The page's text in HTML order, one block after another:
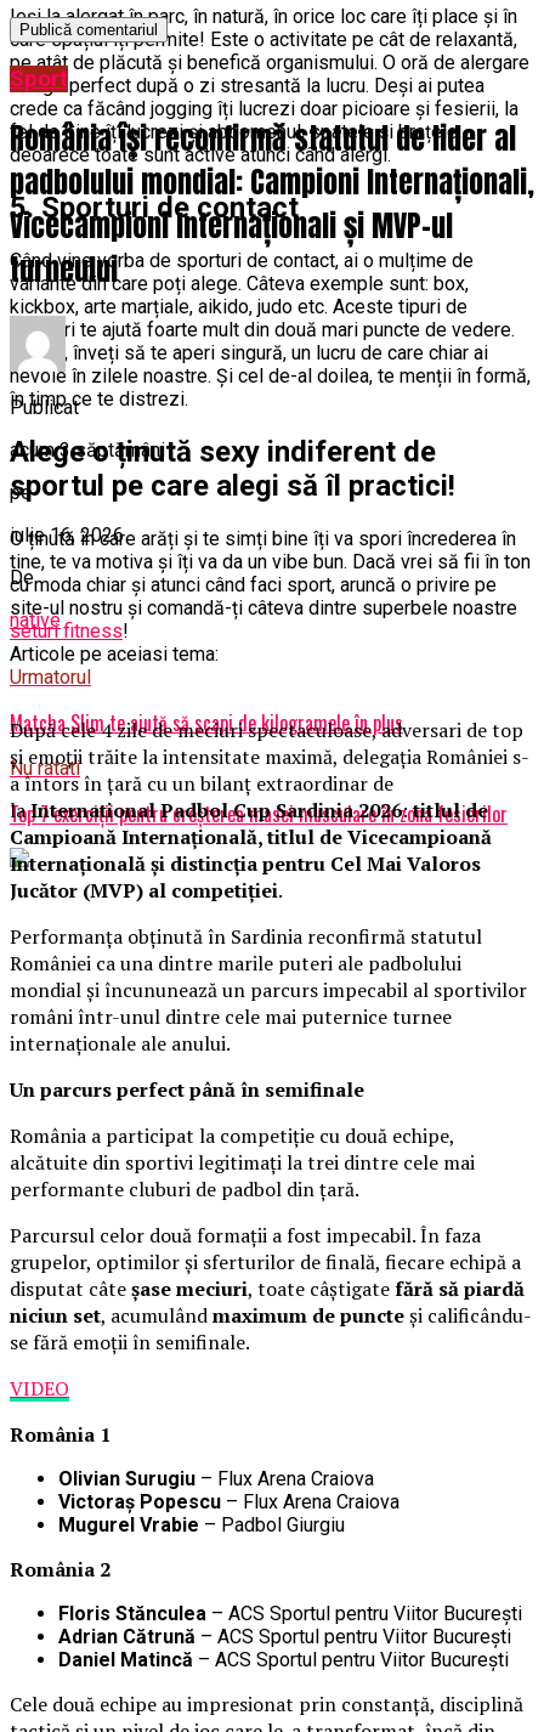
Ieși la alergat în parc, în natură, în orice loc care îți place și în
care spațiul îți permite! Este o activitate pe cât de relaxantă,
pe atât de plăcută și benefică organismului. O oră de alergare
merge perfect după o zi stresantă la lucru. Deși ai putea
crede ca făcând jogging îți lucrezi doar picioare și fesierii, la
fel de bine îți lucrezi și abdomenul, spatele și brațele,
deoarece toate sunt active atunci când alergi.
5. Sporturi de contact
Când vine vorba de sporturi de contact, ai o mulțime de
variante din care poți alege. Câteva exemple sunt: box,
kickbox, arte marțiale, aikido, judo etc. Aceste tipuri de
sporturi te ajută foarte mult din două mari puncte de vedere.
Primul, înveți să te aperi singură, un lucru de care chiar ai
nevoie în zilele noastre. Și cel de-al doilea, te menții în formă,
în timp ce te distrezi.
Alege o ținută sexy indiferent de
sportul pe care alegi să îl practici!
O ținută în care arăți și te simți bine îți va spori încrederea în
tine, te va motiva și îți va da un vibe bun. Dacă vrei să fii în ton
cu moda chiar și atunci când faci sport, aruncă o privire pe
site-ul nostru și comandă-ți câteva dintre superbele noastre
seturi fitness!
Articole pe aceiasi tema:
Urmatorul
Matcha Slim te ajută să scapi de kilogramele în plus
Nu ratati
Top 7 exerciții pentru creșterea masei musculare în zona fesierilor
Sport
România își reconfirmă statutul de lider al
padbolului mondial: Campioni Internaționali,
Vicecampioni Internaționali și MVP-ul
turneului
Publicat
acum 3 săptămâni
pe
iulie 16, 2026
De
native
După cele 4 zile de meciuri spectaculoase, adversari de top
și emoții trăite la intensitate maximă, delegația României s-
a întors în țară cu un bilanț extraordinar de
laInternational Padbol Cup Sardinia 2026:titlul de
Campioană Internațională, titlul de Vicecampioană
Internațională și distincția pentru Cel Mai Valoros
Jucător (MVP) al competiției.
Performanța obținută în Sardinia reconfirmă statutul
României ca una dintre marile puteri ale padbolului
mondial și încununează un parcurs impecabil al sportivilor
români într-unul dintre cele mai puternice turnee
internaționale ale anului.
Un parcurs perfect până în semifinale
România a participat la competiție cu două echipe,
alcătuite din sportivi legitimați la trei dintre cele mai
performante cluburi de padbol din țară.
Parcursul celor două formații a fost impecabil. În faza
grupelor, optimilor și sferturilor de finală, fiecare echipă a
disputat câteșase meciuri, toate câștigatefără să piardă
niciun set, acumulândmaximum de puncteși calificându-
se fără emoții în semifinale.
VIDEO
România 1
Olivian Surugiu – Flux Arena Craiova
Victoraș Popescu – Flux Arena Craiova
Mugurel Vrabie – Padbol Giurgiu
România 2
Floris Stănculea – ACS Sportul pentru Viitor București
Adrian Cătrună – ACS Sportul pentru Viitor București
Daniel Matincă – ACS Sportul pentru Viitor București
Cele două echipe au impresionat prin constanță, disciplină